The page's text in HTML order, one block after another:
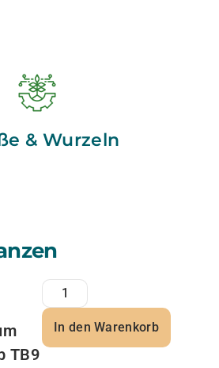
& Wurzeln
TB9
In den Warenkorb